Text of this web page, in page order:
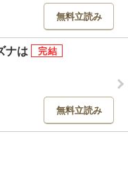
無料立読み
ナは
無料立読み